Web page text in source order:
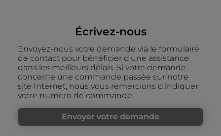
Écrivez-nous
Envoyez-nous votre demande via le formulaire
de contact pour bénéficier d'une assistance
dans les meilleurs délais. Si votre demande
concerne une commande passée sur notre
site Internet, nous vous remercions d'indiquer
votre numéro de commande.
Envoyer votre demande